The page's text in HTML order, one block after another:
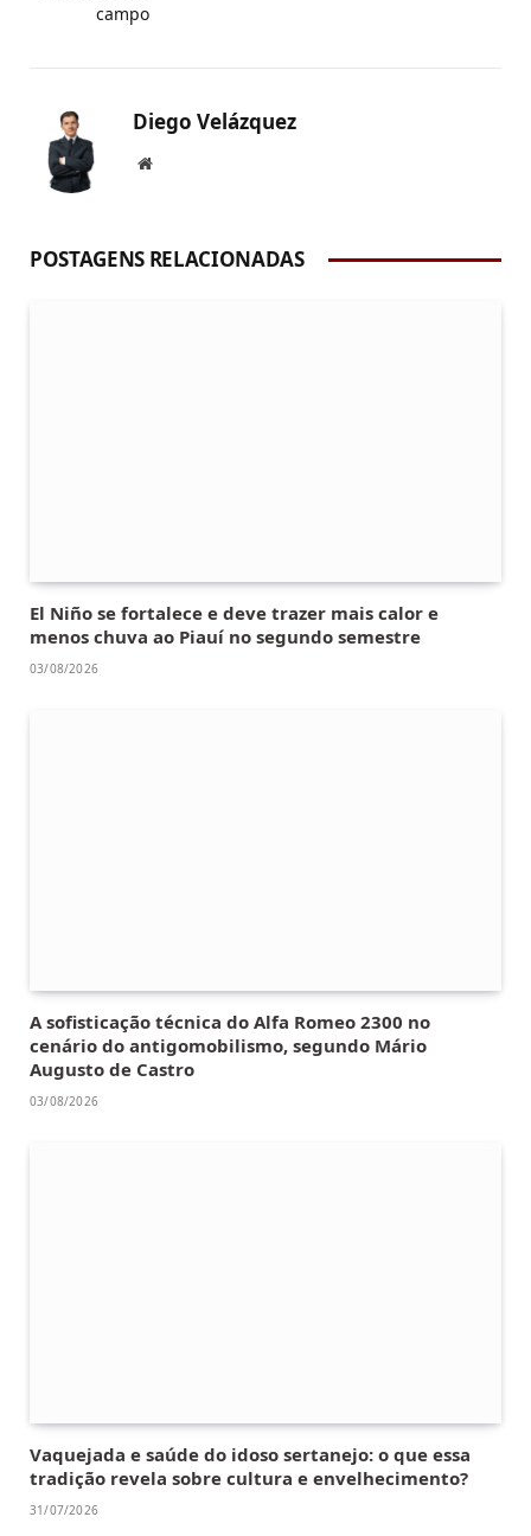
campo
Diego Velázquez
Website
POSTAGENS RELACIONADAS
El Niño se fortalece e deve trazer mais calor e
menos chuva ao Piauí no segundo semestre
03/08/2026
A sofisticação técnica do Alfa Romeo 2300 no
cenário do antigomobilismo, segundo Mário
Augusto de Castro
03/08/2026
Vaquejada e saúde do idoso sertanejo: o que essa
tradição revela sobre cultura e envelhecimento?
31/07/2026